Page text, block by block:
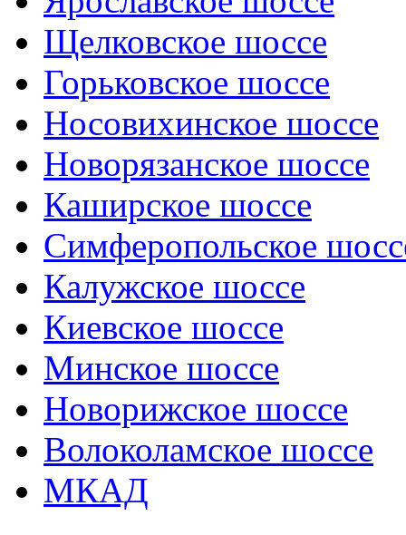
Щелковское шоссе
Горьковское шоссе
Носовихинское шоссе
Новорязанское шоссе
Каширское шоссе
Симферопольское
Калужское шоссе
Киевское шоссе
Минское шоссе
Новорижское шоссе
Волоколамское шоссе
МКАД